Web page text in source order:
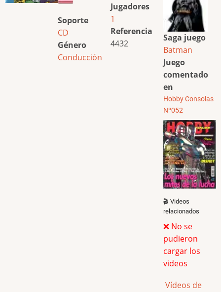
Soporte
CD
Género
Conducción
Jugadores
1
Referencia
4432
Saga juego
Batman
Juego
comentado
en
Hobby Consolas
Nº052
🎬 Videos
relacionados
❌ No se
pudieron
cargar los
videos
Vídeos de